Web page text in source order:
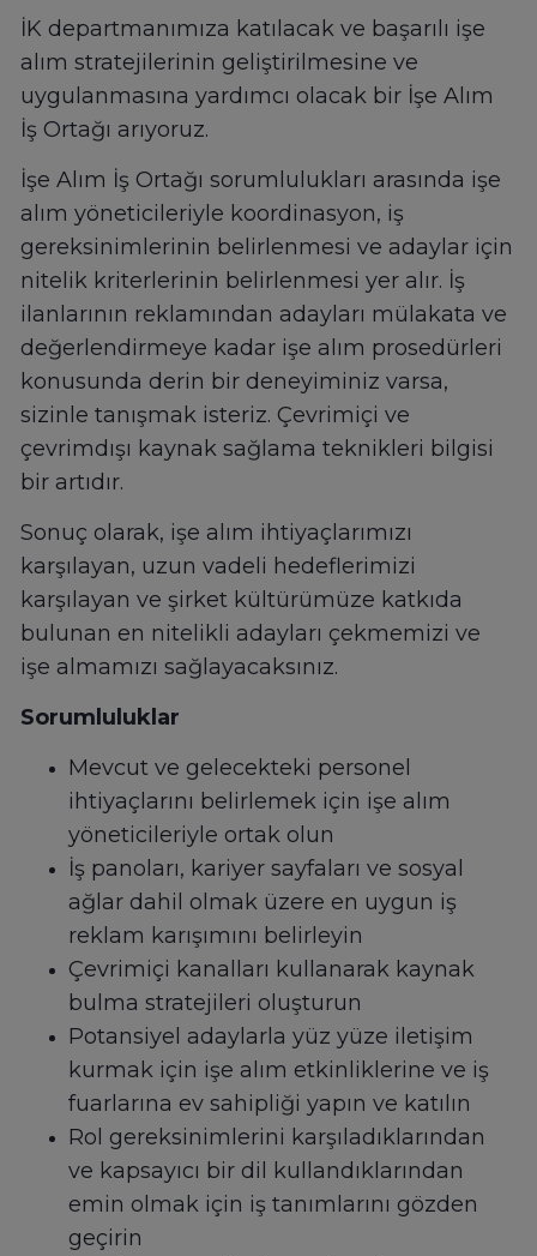
İK departmanımıza katılacak ve başarılı işe
alım stratejilerinin geliştirilmesine ve
uygulanmasına yardımcı olacak bir İşe Alım
İş Ortağı arıyoruz.
İşe Alım İş Ortağı sorumlulukları arasında işe
alım yöneticileriyle koordinasyon, iş
gereksinimlerinin belirlenmesi ve adaylar için
nitelik kriterlerinin belirlenmesi yer alır. İş
ilanlarının reklamından adayları mülakata ve
değerlendirmeye kadar işe alım prosedürleri
konusunda derin bir deneyiminiz varsa,
sizinle tanışmak isteriz. Çevrimiçi ve
çevrimdışı kaynak sağlama teknikleri bilgisi
bir artıdır.
Sonuç olarak, işe alım ihtiyaçlarımızı
karşılayan, uzun vadeli hedeflerimizi
karşılayan ve şirket kültürümüze katkıda
bulunan en nitelikli adayları çekmemizi ve
işe almamızı sağlayacaksınız.
Sorumluluklar
Mevcut ve gelecekteki personel
ihtiyaçlarını belirlemek için işe alım
yöneticileriyle ortak olun
İş panoları, kariyer sayfaları ve sosyal
ağlar dahil olmak üzere en uygun iş
reklam karışımını belirleyin
Çevrimiçi kanalları kullanarak kaynak
bulma stratejileri oluşturun
Potansiyel adaylarla yüz yüze iletişim
kurmak için işe alım etkinliklerine ve iş
fuarlarına ev sahipliği yapın ve katılın
Rol gereksinimlerini karşıladıklarından
ve kapsayıcı bir dil kullandıklarından
emin olmak için iş tanımlarını gözden
geçirin